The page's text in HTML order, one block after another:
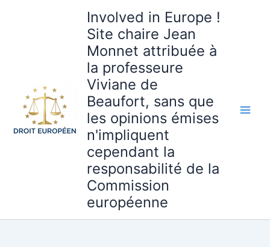
Involved in Europe !
Site chaire Jean
Monnet attribuée à
la professeure
Viviane de
Beaufort, sans que
les opinions émises
n'impliquent
cependant la
responsabilité de la
Commission
européenne